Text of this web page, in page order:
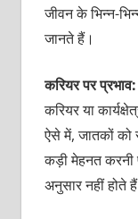
जीवन के भिन्न-
जानते हैं।
करियर पर
करियर या
ऐसे में, जातकों को
कड़ी मेहनत करनी
अनुसार नहीं होते